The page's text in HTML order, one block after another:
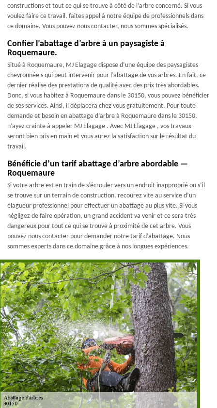
constructions et tout ce qui se trouve à côté de l’arbre concerné. Si vous
voulez faire ce travail, faites appel à notre équipe de professionnels dans
ce domaine. Vous pouvez nous contacter, nous sommes spécialisés.
Confier l’abattage d’arbre à un paysagiste à
Roquemaure.
Situé à Roquemaure, MJ Elagage dispose d’une équipe des paysagistes
chevronnée s qui peut intervenir pour l’abattage de vos arbres. En fait, ce
dernier réalise des prestations de qualité avec des prix très abordables.
Donc, si vous habitez à Roquemaure dans le 30150, vous pouvez bénéficier
de ses services. Ainsi, il déplacera chez vous gratuitement. Pour toute
demande et besoin en abattage d’arbre à Roquemaure dans le 30150,
n’ayez crainte à appeler MJ Elagage . Avec MJ Elagage , vos travaux
seront bien pris en main et vous aurez la satisfaction sur le résultat du
travail.
Bénéficie d’un tarif abattage d’arbre abordable —
Roquemaure
Si votre arbre est en train de s’écrouler vers un endroit inapproprié ou s’il
se trouve sur un terrain de construction, recourez vite au service d’un
élagueur professionnel pour effectuer un abattage au plus vite. Si vous
négligez de faire opération, un grand accident va venir et ce sera très
dangereux pour tout ce qui se trouve à proximité de cet arbre. Vous
pouvez nous contacter pour demander notre tarif d’abattage. Nous
sommes experts dans ce domaine grâce à nos longues expériences.